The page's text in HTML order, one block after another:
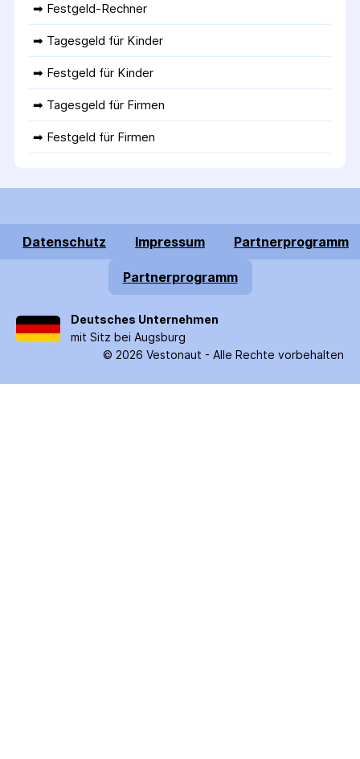
➡ Festgeld-Rechner
➡ Tagesgeld für Kinder
➡ Festgeld für Kinder
➡ Tagesgeld für Firmen
➡ Festgeld für Firmen
Datenschutz Impressum Partnerprogramm
Partnerprogramm
Deutsches Unternehmen
mit Sitz bei Augsburg
© 2026 Vestonaut - Alle Rechte vorbehalten